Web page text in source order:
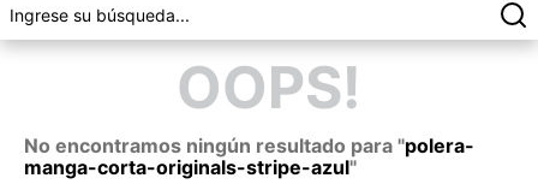
OOPS!
No encontramos ningún resultado para "polera-
manga-corta-originals-stripe-azul"